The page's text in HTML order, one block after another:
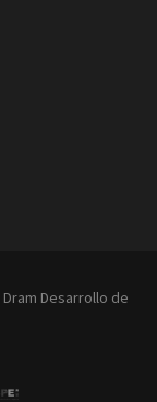
Dram Desarrollo de